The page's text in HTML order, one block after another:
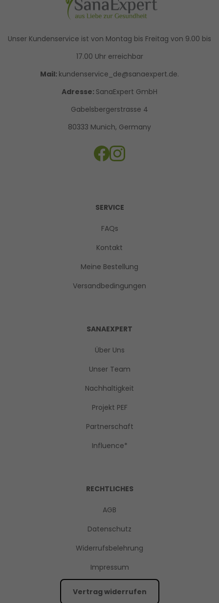
Unser Kundenservice ist von Montag bis Freitag von 9.00 bis
17.00 Uhr erreichbar
Mail: kundenservice_de@sanaexpert.de.
Adresse: SanaExpert GmbH
Gabelsbergerstrasse 4
80333 Munich, Germany
SERVICE
FAQs
Kontakt
Meine Bestellung
Versandbedingungen
SANAEXPERT
Über Uns
Unser Team
Nachhaltigkeit
Projekt PEF
Partnerschaft
Influence*
RECHTLICHES
AGB
Datenschutz
Widerrufsbelehrung
Impressum
Vertrag widerrufen